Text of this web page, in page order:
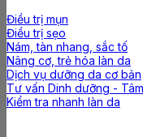
Điều trị mụn
Điều trị sẹo
Nám, tàn nhang, sắc tố
Nâng cơ, trẻ hóa làn da
Dịch vụ dưỡng da cơ bản
Tư vấn Dinh dưỡng -
Kiểm tra nhanh làn da